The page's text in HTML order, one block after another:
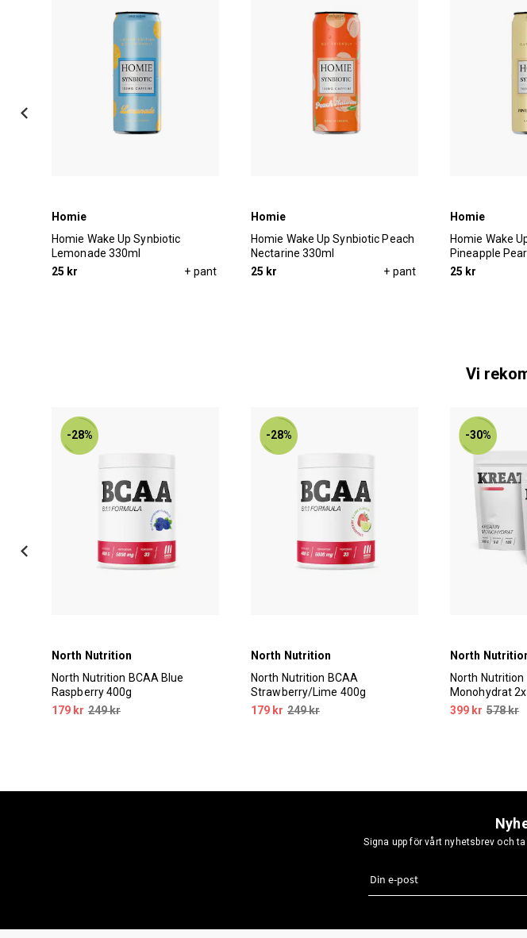
Homie
Homie Wake Up Synbiotic
Lemonade 330ml
25 kr
+ pant
Homie
Homie Wake Up Synbiotic Peach
Nectarine 330ml
25 kr
+ pant
Homie
Homie Wake
Pineapple
25 kr
Vi
-28%
North Nutrition
North Nutrition BCAA Blue
Raspberry 400g
179 kr 249 kr
-28%
North Nutrition
North Nutrition BCAA
Strawberry/Lime 400g
179 kr 249 kr
-30%
North
North Nutrition
Monohydrat
399 kr 578 kr
Signa upp för vårt nyhetsbrev och